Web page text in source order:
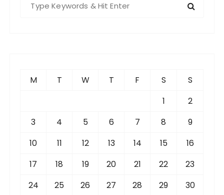
M T W T F S
S
1
2
3
4 5 6 7 8
9
10
11 12 13 14 15
16
17
18 19 20 21 22
23
24
25 26 27 28 29
30